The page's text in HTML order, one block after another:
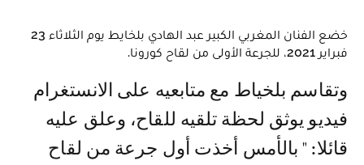
خضع الفنان المغربي الكبير عبد الهادي بلخايط يوم الثلاثاء 23
فبراير 2021، للجرعة الأولى من لقاح كورونا.
وتقاسم بلخياط مع متابعيه على الانستغرام
فيديو يوثق لحظة تلقيه للقاح، وعلق عليه
قائلا: " بالأمس أخذت أول جرعة من لقاح